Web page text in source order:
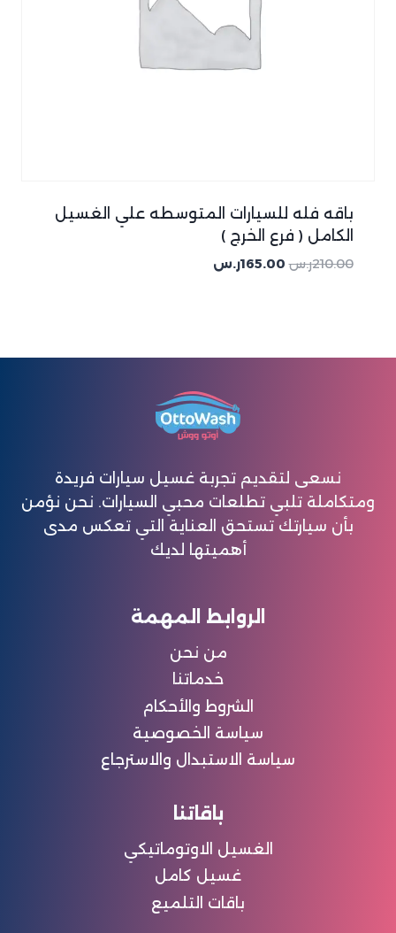
باقه فله للسيارات المتوسطه علي الغسيل
الكامل ( فرع الخرج )
210.00ر.س 165.00ر.س
نسعى لتقديم تجربة غسيل سيارات فريدة
ومتكاملة تلبي تطلعات محبي السيارات. نحن نؤمن
بأن سيارتك تستحق العناية التي تعكس مدى
أهميتها لديك
الروابط المهمة
من نحن
خدماتنا
الشروط والأحكام
سياسة الخصوصية
سياسة الاستبدال والاسترجاع
باقاتنا
الغسيل الاوتوماتيكي
غسيل كامل
باقات التلميع